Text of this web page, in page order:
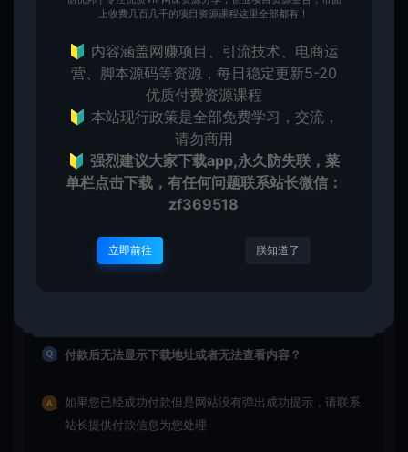
用于参考学习用，请勿直接商用。若由于商用引起版权纠
查看详情
提示下载完但解压或打开不了？
最常见的情况是下载不完整: 可对比下载完的压缩包与网盘
览器下载的bug！如确认无误，可以联系在线客服。
查看详情
付款后无法显示下载地址或者无法查看内容？
如果您已经成功付款但是网站没有弹出成功提示，请联系
站长提供付款信息为您处理
上收费几百几千的项目资源课程这里全部都有！
🔰 内容涵盖网赚项目、引流技术、电商运
营、脚本源码等资源，每日稳定更新5-20
优质付费资源课程
🔰 本站现行政策是全部免费学习，交流，
请勿商用
🔰强烈建议大家下载app,永久防失联，菜
单栏点击下载，有任何问题联系站长微信：
zf369518
立即前往 朕知道了